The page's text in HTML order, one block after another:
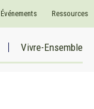
Événements Ressources
Vivre-Ensemble